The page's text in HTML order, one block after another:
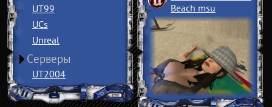
UT99
UCs
Unreal
Серверы
UT2004
Beach msu